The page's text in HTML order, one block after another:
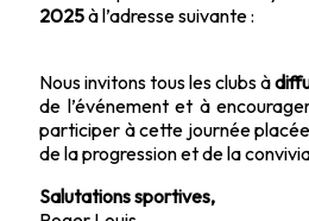
2025à l’adresse suivante :
Nous invitons tous les clubs à
de l’événement et à
participer à cette journée
de la progression et de la
Salutations sportives,